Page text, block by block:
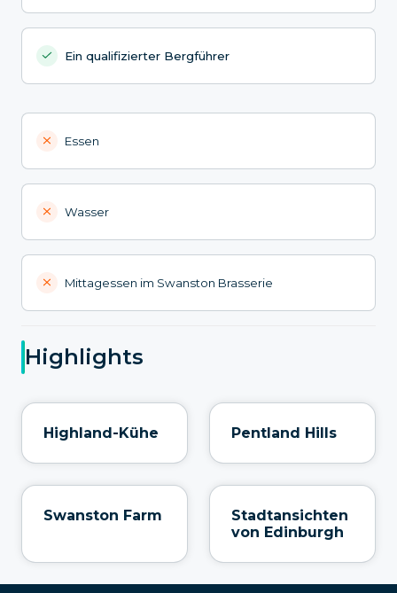
Ein qualifizierter Bergführer
Essen
Wasser
Mittagessen im Swanston Brasserie
Highlights
Highland-Kühe Pentland Hills
Swanston Farm
Stadtansichten
von Edinburgh